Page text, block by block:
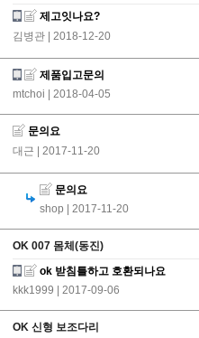
제고잇나요?
김병관
| 2018-12-20
제품입고문의
mtchoi
| 2018-04-05
문의요
대근
| 2017-11-20
문의요
shop
| 2017-11-20
OK 007 몸체(동진)
ok 받침틀하고 호환되나요
kkk1999
| 2017-09-06
OK 신형 보조다리